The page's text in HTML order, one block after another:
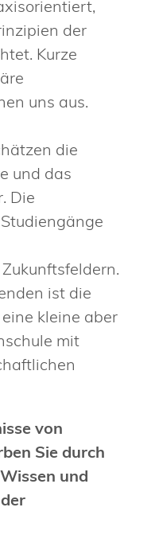
der
Kurze
uns aus.
die
und das
Die
ist die
kleine aber
mit
von
Sie durch
und